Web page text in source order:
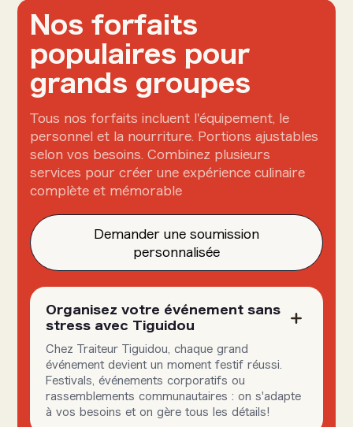
Nos forfaits
populaires pour
grands groupes
Tous nos forfaits incluent l'équipement, le
personnel et la nourriture. Portions ajustables
selon vos besoins. Combinez plusieurs
services pour créer une expérience culinaire
complète et mémorable
Demander une soumission
personnalisée
Organisez votre événement sans
stress avec Tiguidou
Chez Traiteur Tiguidou, chaque grand
événement devient un moment festif réussi.
Festivals, événements corporatifs ou
rassemblements communautaires : on s'adapte
à vos besoins et on gère tous les détails!